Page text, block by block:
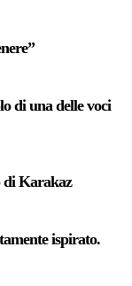
di una delle voci
di Karakaz
ispirato.